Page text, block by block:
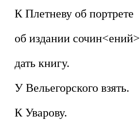
К Плетневу об портрете
об издании сочин<ений>
дать книгу.
У Вельегорского взять.
К Уварову.